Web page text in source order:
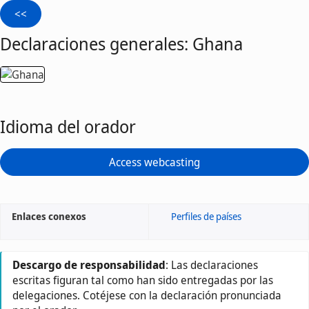
Declaraciones generales: Ghana
Idioma del orador
Access webcasting
Enlaces conexos Perfiles de países
Descargo de responsabilidad: Las declaraciones
escritas figuran tal como han sido entregadas por las
delegaciones. Cotéjese con la declaración pronunciada